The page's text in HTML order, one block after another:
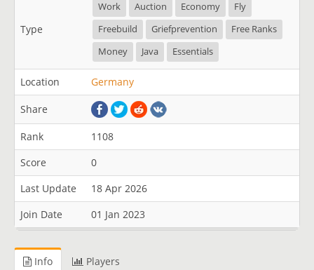
Type
Work Auction Economy
Fly
Freebuild
Griefprevention
Free Ranks
Money
Java Essentials
Location Germany
Share
Rank
1108
Score
0
Last Update
18 Apr 2026
Join Date
01 Jan 2023
Info Players